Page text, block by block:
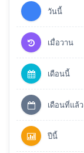
วันนี้
เมื่อวาน
เดือนนี้
เดือนที่แล้ว
ปีนี้